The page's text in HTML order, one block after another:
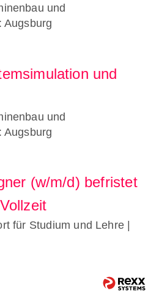
und
Augsburg
und
und
Augsburg
(w/m/d) befristet
für Studium und Lehre |